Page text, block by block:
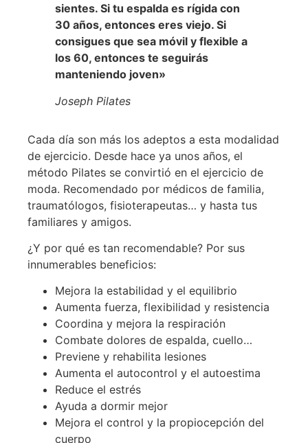
sientes. Si tu espalda es rígida con
30 años, entonces eres viejo. Si
consigues que sea móvil y flexible a
los 60, entonces te seguirás
manteniendo joven»
Joseph Pilates
Cada día son más los adeptos a esta modalidad
de ejercicio. Desde hace ya unos años, el
método Pilates se convirtió en el ejercicio de
moda. Recomendado por médicos de familia,
traumatólogos, fisioterapeutas… y hasta tus
familiares y amigos.
¿Y por qué es tan recomendable? Por sus
innumerables beneficios:
Mejora la estabilidad y el equilibrio
Aumenta fuerza, flexibilidad y resistencia
Coordina y mejora la respiración
Combate dolores de espalda, cuello…
Previene y rehabilita lesiones
Aumenta el autocontrol y el autoestima
Reduce el estrés
Ayuda a dormir mejor
Mejora el control y la propiocepción del
cuerpo